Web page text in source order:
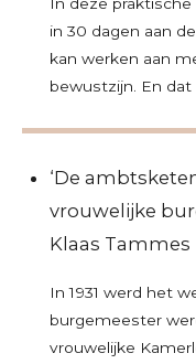
in 30 dagen aan
kan werken aan
bewustzijn. En dat
‘De
vrouwelijke
Klaas Tammes
In 1931 werd het
burgemeester
vrouwelijke